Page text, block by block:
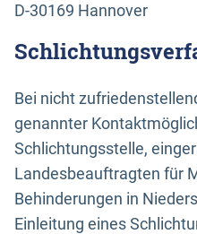
D-30169 Hannover
Bei nicht
genannter
Schlichtungsstelle,
Landesbeauftragten für
Behinderungen in
Einleitung eines